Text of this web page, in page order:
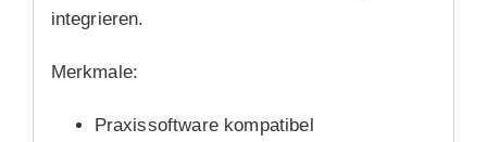
integrieren.
Merkmale:
Praxissoftware kompatibel